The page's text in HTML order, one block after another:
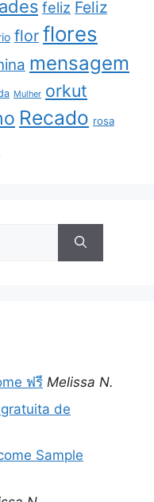
feliz Feliz
flor flores
mensagem
Mulher orkut
Recado rosa
ฟรี Melissa N.
de
Sample